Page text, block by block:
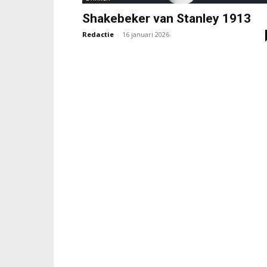
Shakebeker van Stanley 1913
Redactie - 16 januari 2026